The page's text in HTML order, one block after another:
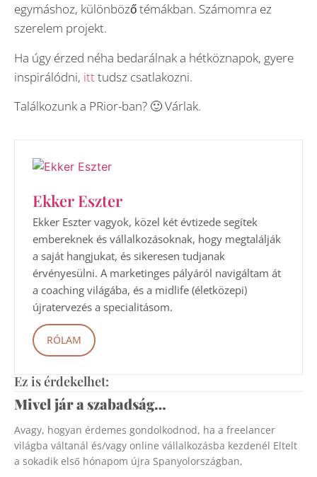
egymáshoz, különböző témákban. Számomra ez
szerelem projekt.
Ha úgy érzed néha bedarálnak a hétköznapok, gyere
inspirálódni, itttudsz csatlakozni.
Találkozunk a PRior-ban? 🙂 Várlak.
Ekker Eszter
Ekker Eszter vagyok, közel két évtizede segítek
embereknek és vállalkozásoknak, hogy megtalálják
a saját hangjukat, és sikeresen tudjanak
érvényesülni. A marketinges pályáról navigáltam át
a coaching világába, és a midlife (életközepi)
újratervezés a specialitásom.
RÓLAM
Ez is érdekelhet:
Mivel jár a szabadság…
Avagy, hogyan érdemes gondolkodnod, ha a freelancer
világba váltanál és/vagy online vállalkozásba kezdenél Eltelt
a sokadik első hónapom újra Spanyolországban,